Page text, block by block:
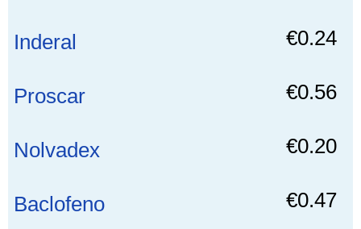
Inderal €0.24
Proscar €0.56
Nolvadex €0.20
Baclofeno €0.47